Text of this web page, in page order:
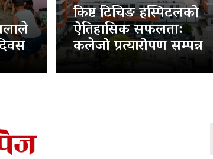
किष्ट टिचिङ हस्पिटलको
ऐतिहासिक सफलता:
कलेजो प्रत्यारोपण सम्पन्न